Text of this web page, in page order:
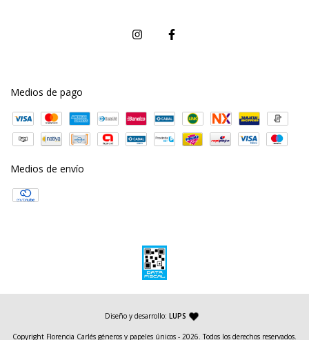
Medios de pago
Medios de envío
Diseño y desarrollo: LUPS — agencia de diseño y desarrollo web
Copyright Florencia Carlés géneros y papeles únicos - 2026. Todos los derechos reservados.